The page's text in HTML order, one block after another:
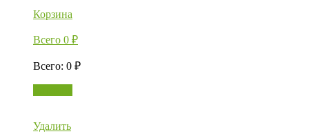
Корзина
Всего 0 ₽
Всего: 0 ₽
Удалить